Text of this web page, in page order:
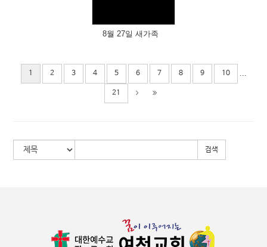
8월 27일 새가족
1 2 3 4 5 6 7 8 9 10 ...
21
검색